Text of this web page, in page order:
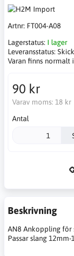
Artnr: FT004-A08
Lagerstatus: I lager
Leveransstatus:
Varan finns normalt
90 kr
Varav moms: 18 kr
Antal
Beskrivning
AN8 Ankoppling för
Passar slang